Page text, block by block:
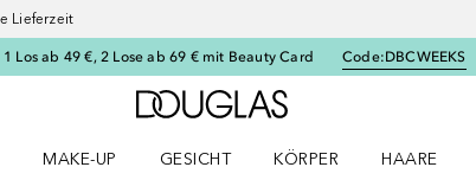
Lieferzeit
1 Los ab 49 €, 2 Lose ab 69 € mit Beauty Card Code:DBCWEEKS
Zur Douglas Startseite
MAKE-UP
GESICHT
KÖRPER
HAARE